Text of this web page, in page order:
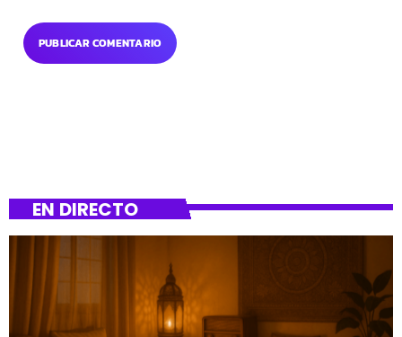
EN DIRECTO